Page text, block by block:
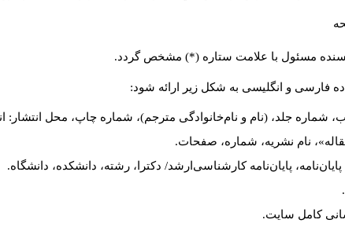
مسئول با علامت ستاره (*) مشخص گردد.
فارسی و انگلیسی به شکل زیر ارائه شود:
شماره جلد، (نام و نام‌خانوادگی مترجم)، شماره چاپ، محل انتشار:
نام نشریه، شماره، صفحات.
پایان‌نامه کارشناسی‌ارشد/ دکترا، رشته، دانشکده، دانشگاه.
کامل سایت.